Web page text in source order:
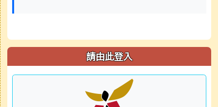
請由此登入